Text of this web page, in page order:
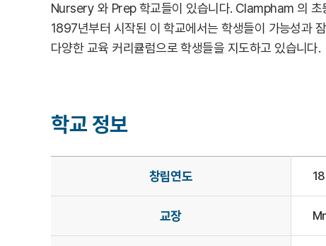
Nursery 와 Prep 학교들이 있습니다. Clampham 의 초
1897년부터 시작된 이 학교에서는 학생들이 가능성과
다양한 교육 커리큘럼으로 학생들을 지도하고 있습니다.
학교 정보
창립연도
교장